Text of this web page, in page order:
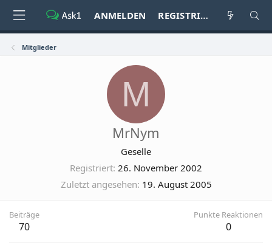
ANMELDEN REGISTRIEREN
Mitglieder
M
MrNym
Geselle
Registriert 26. November 2002
Zuletzt angesehen 19. August 2005
Beiträge
70
Punkte Reaktionen
0